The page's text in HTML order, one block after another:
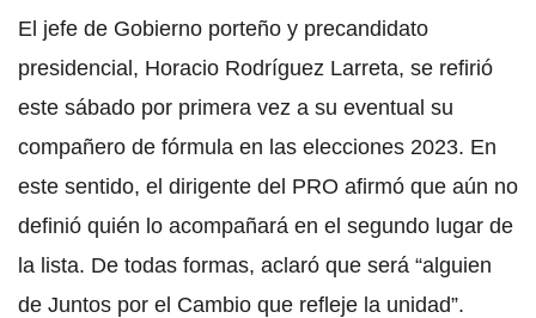
El jefe de Gobierno porteño y precandidato
presidencial, Horacio Rodríguez Larreta, se refirió
este sábado por primera vez a su eventual su
compañero de fórmula en las elecciones 2023. En
este sentido, el dirigente del PRO afirmó que aún no
definió quién lo acompañará en el segundo lugar de
la lista. De todas formas, aclaró que será “alguien
de Juntos por el Cambio que refleje la unidad”.